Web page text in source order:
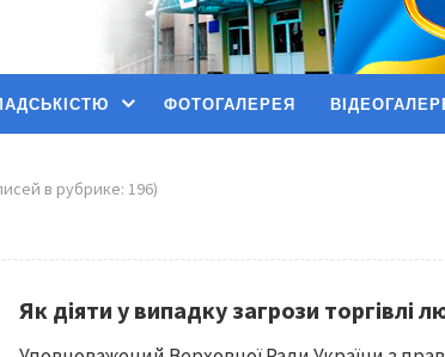
ФОТОГАЛЕРЕЯ
в рубрике: 196)
Як діяти у випадку загрози торгівлі